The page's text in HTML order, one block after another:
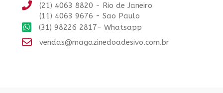
(21) 4063 8820 - Rio de Janeiro
(11) 4063 9676 - Sao Paulo
(31) 98226 2817- Whatsapp
vendas@magazinedoadesivo.com.br